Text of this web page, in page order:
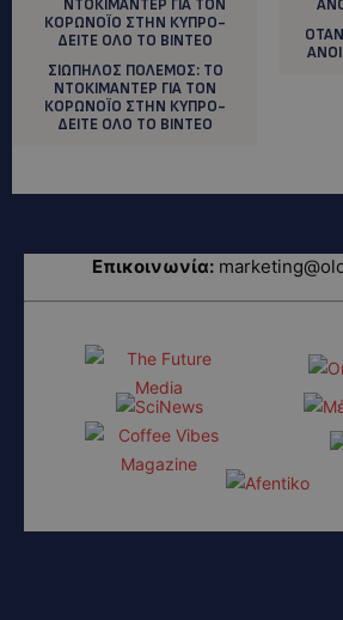
ΣΙΩΠΗΛΟΣ ΠΟΛΕΜΟΣ: ΤΟ
ΝΤΟΚΙΜΑΝΤΕΡ ΓΙΑ ΤΟΝ
ΚΟΡΩΝΟΪΟ ΣΤΗΝ ΚΥΠΡΟ-
ΔΕΙΤΕ ΟΛΟ ΤΟ ΒΙΝΤΕΟ
Επικοινωνία: